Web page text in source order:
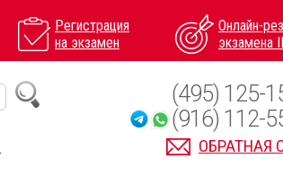
Регистрация
на экзамен
Онлайн-
экзамена
ОБРАТНАЯ
(495) 125-
(916) 112-